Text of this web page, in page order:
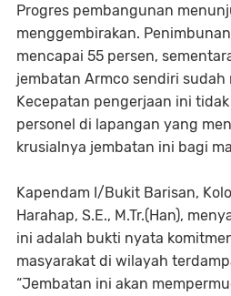
Progres pembangunan
menggembirakan.
mencapai 55 persen,
jembatan Armco sendiri
Kecepatan pengerjaan ini
personel di lapangan yang
krusialnya jembatan ini bagi
Kapendam I/Bukit Barisan,
Harahap, S.E., M.Tr.(Han),
ini adalah bukti nyata
masyarakat di wilayah
“Jembatan ini akan